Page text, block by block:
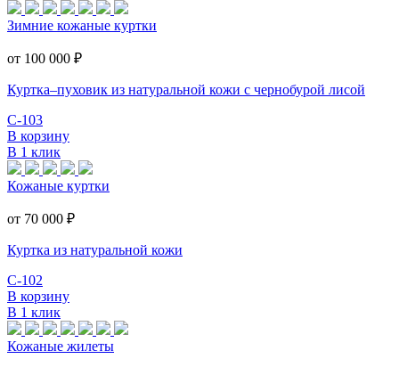
Зимние кожаные куртки
от 100 000 ₽
Куртка–пуховик из натуральной кожи с чернобурой лисой
С-103
В корзину
В 1 клик
Кожаные куртки
от 70 000 ₽
Куртка из натуральной кожи
С-102
В корзину
В 1 клик
Кожаные жилеты